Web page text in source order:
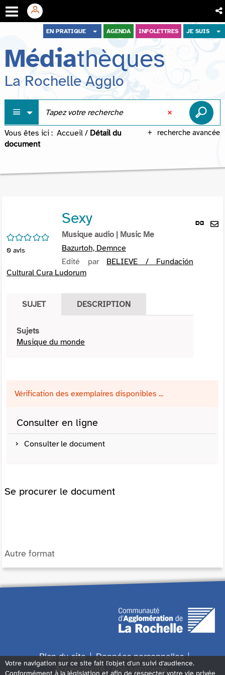
menu
contenu
recherche
EN PRATIQUE AGENDA INFOLETTRES JE SUIS
Médiathèques
La Rochelle Agglo
recherche avancée
Vous êtes ici : Accueil / Détail du
document
Lien
/5
0 avis
Sexy
Musique audio | Music Me
Bazurtoh, Demnce
Edité par BELIEVE / Fundación
Cultural Cura Ludorum
SUJET DESCRIPTION
Sujets
Musique du monde
Vérification des exemplaires disponibles ...
Consulter en ligne
Consulter le document
Se procurer le document
Autre format
Plan du site
Données personnelles
Accessibilité : non conforme
Votre navigation sur ce site fait l'objet d'un suivi d'audience.
Conformément à la législation et afin de respecter votre vie privée,